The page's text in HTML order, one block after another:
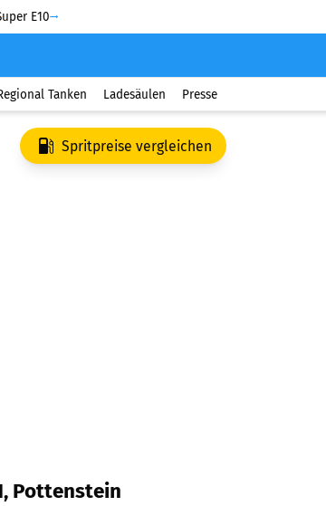
E10
Tanken Ladesäulen Presse
Spritpreise vergleichen
Pottenstein